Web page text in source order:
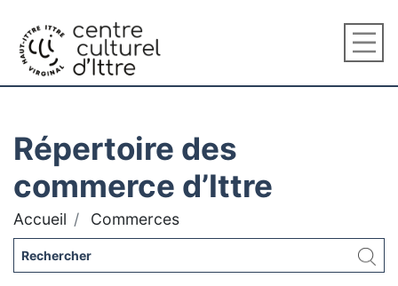
Répertoire des
commerce d’Ittre
Accueil Commerces